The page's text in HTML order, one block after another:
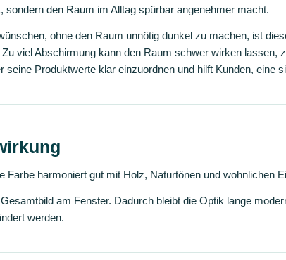
den Raum im Alltag spürbar angenehmer macht.
ohne den Raum unnötig dunkel zu machen, ist
viel Abschirmung kann den Raum schwer wirken lassen,
seine Produktwerte klar einzuordnen und hilft Kunden, eine
harmoniert gut mit Holz, Naturtönen und wohnlichen
am Fenster. Dadurch bleibt die Optik lange
werden.